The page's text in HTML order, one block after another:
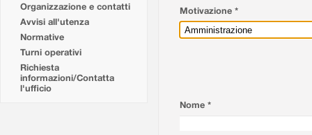
Organizzazione e contatti
Avvisi all'utenza
Normative
Turni operativi
Richiesta
informazioni/Contatta
l'ufficio
Motivazione *
Nome *